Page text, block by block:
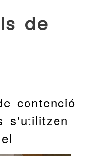
de
contenció
s'utilitzen